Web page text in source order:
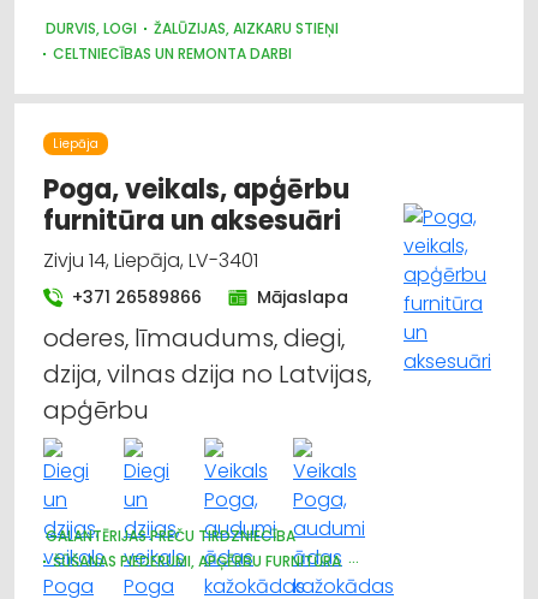
DURVIS, LOGI
ŽALŪZIJAS, AIZKARU STIEŅI
CELTNIECĪBAS UN REMONTA DARBI
Liepāja
Poga, veikals, apģērbu
furnitūra un aksesuāri
Zivju 14, Liepāja, LV-3401
+371 26589866 Mājaslapa
oderes, līmaudums, diegi,
dzija, vilnas dzija no Latvijas,
apģērbu
GALANTĒRIJAS PREČU TIRDZNIECĪBA
ŠŪŠANAS PIEDERUMI, APĢĒRBU FURNITŪRA
APĢĒRBI: IZGATAVOŠANA, ŠŪŠANA
APĢĒRBI: LABOŠANA